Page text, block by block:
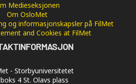
Medieseksjonen
Om OsloMet
og informasjonskapsler på FilMet
and Cookies at FilMet
- Storbyuniversitetet
4 St. Olavs plass